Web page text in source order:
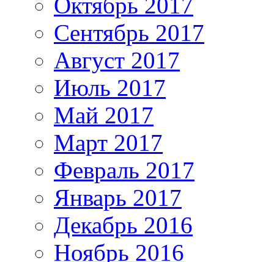
Сентябрь 2017
Август 2017
Июль 2017
Май 2017
Март 2017
Февраль 2017
Январь 2017
Декабрь 2016
Ноябрь 2016